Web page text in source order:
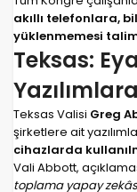
akıllı telefonlara,
yüklenmemesi
Teksas:
Teksas Valisi Greg
şirketlere ait
cihazlarda
Vali Abbott,
toplama yapay